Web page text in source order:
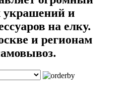
украшений и
на елку.
и регионам